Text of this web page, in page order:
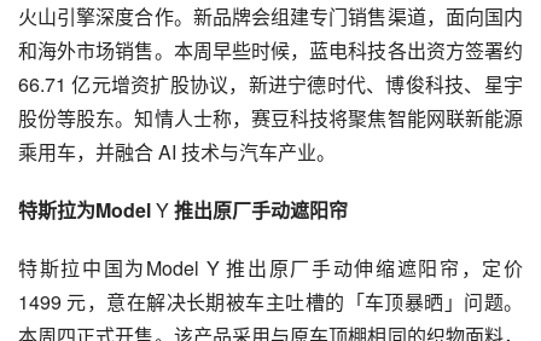
火山引擎深度合作。新品牌会组建专门销售渠道，面向国内
和海外市场销售。本周早些时候，蓝电科技各出资方签署约
66.71 亿元增资扩股协议，新进宁德时代、博俊科技、星宇
股份等股东。知情人士称，赛豆科技将聚焦智能网联新能源
乘用车，并融合 AI 技术与汽车产业。
特斯拉为Model Y 推出原厂手动遮阳帘
特斯拉中国为Model Y 推出原厂手动伸缩遮阳帘，定价
1499 元，意在解决长期被车主吐槽的「车顶暴晒」问题。